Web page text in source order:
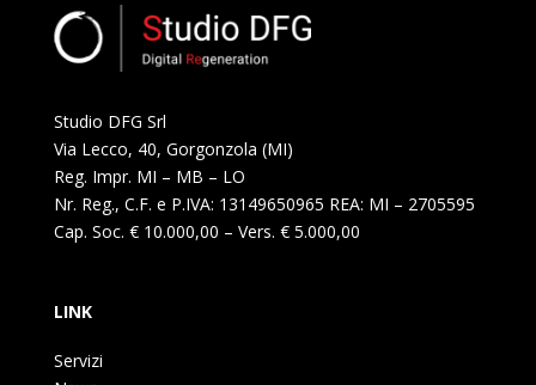
Studio DFG Srl
Via Lecco, 40, Gorgonzola (MI)
Reg. Impr. MI – MB – LO
Nr. Reg., C.F. e P.IVA: 13149650965 REA: MI – 2705595
Cap. Soc. € 10.000,00 – Vers. € 5.000,00
LINK
Servizi